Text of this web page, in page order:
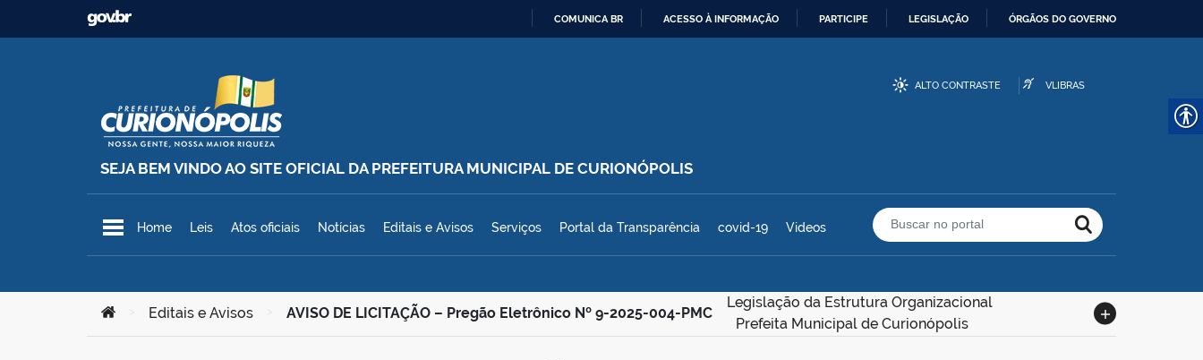
Ir para o conteúdo COMUNICA BR ACESSO À INFORMAÇÃO PARTICIPE LEGISLAÇÃO ÓRGÃOS DO GOVERNO
SEJA BEM VINDO AO SITE OFICIAL DA PREFEITURA MUNICIPAL DE CURIONÓPOLIS
Prefeitura Municipal de Curionópolis
ALTO CONTRASTE VLIBRAS
Home Leis Atos oficiais Notícias Editais e Avisos Serviços Portal da Transparência covid-19 Videos Buscar no portal
Você está aqui:
Editais e Avisos AVISO DE LICITAÇÃO – Pregão Eletrônico Nº 9-2025-004-PMC
Legislação da Estrutura Organizacional
Prefeita Municipal de Curionópolis